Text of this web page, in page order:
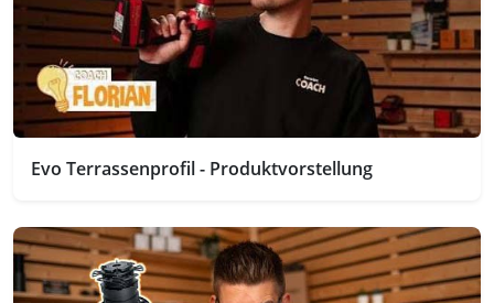
Evo Terrassenprofil - Produktvorstellung